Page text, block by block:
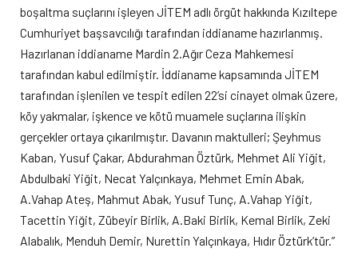
boşaltma suçlarını işleyen JİTEM adlı örgüt hakkında Kızıltepe
Cumhuriyet başsavcılığı tarafından iddianame hazırlanmış.
Hazırlanan iddianame Mardin 2.Ağır Ceza Mahkemesi
tarafından kabul edilmiştir. İddianame kapsamında JİTEM
tarafından işlenilen ve tespit edilen 22’si cinayet olmak üzere,
köy yakmalar, işkence ve kötü muamele suçlarına ilişkin
gerçekler ortaya çıkarılmıştır. Davanın maktulleri; Şeyhmus
Kaban, Yusuf Çakar, Abdurahman Öztürk, Mehmet Ali Yiğit,
Abdulbaki Yiğit, Necat Yalçınkaya, Mehmet Emin Abak,
A.Vahap Ateş, Mahmut Abak, Yusuf Tunç, A.Vahap Yiğit,
Tacettin Yiğit, Zübeyir Birlik, A.Baki Birlik, Kemal Birlik, Zeki
Alabalık, Menduh Demir, Nurettin Yalçınkaya, Hıdır Öztürk’tür.”